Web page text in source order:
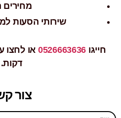
מחירים
שירותי הסעות
חייגו 0526663636 או לחצו
דקות.
צור